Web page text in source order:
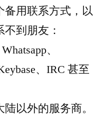
备用联系方式，以
到朋友：
、
、IRC 甚至
以外的服务商。